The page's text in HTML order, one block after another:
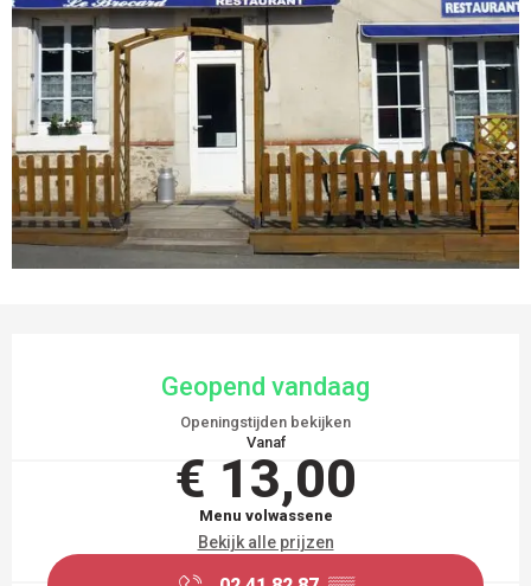
Geopend vandaag
Openingstijden bekijken
Vanaf
€ 13,00
Menu volwassene
Bekijk alle prijzen